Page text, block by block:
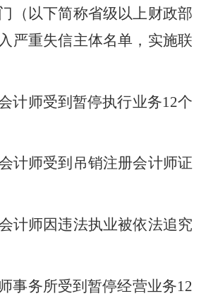
（以下简称省级以上财政部
严重失信主体名单，实施联
计师受到暂停执行业务12个
计师受到吊销注册会计师证
计师因违法执业被依法追究
事务所受到暂停经营业务12